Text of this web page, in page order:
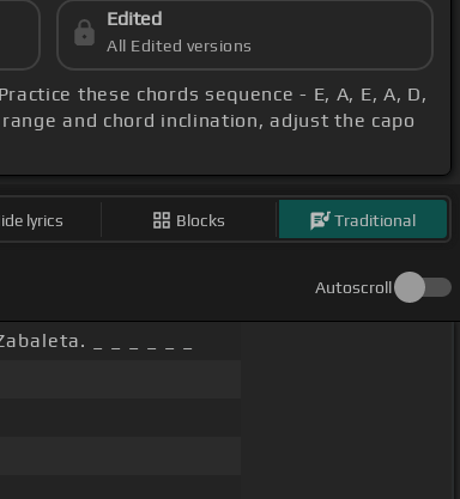
Edited
All Edited versions
these chords sequence - E, A, E, A, D,
and chord inclination, adjust the capo
lyrics Blocks Traditional
Autoscroll
_ _ _ _ _ _